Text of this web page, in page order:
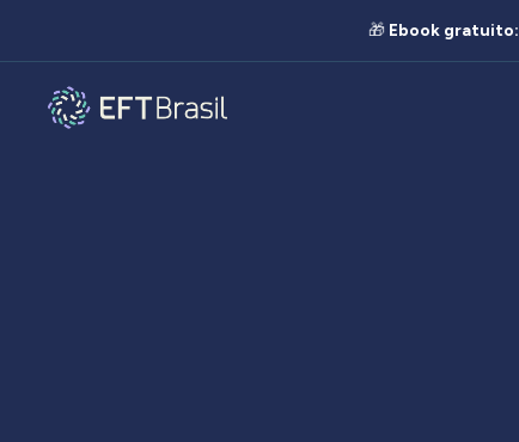
🎁 Ebook gratuito: